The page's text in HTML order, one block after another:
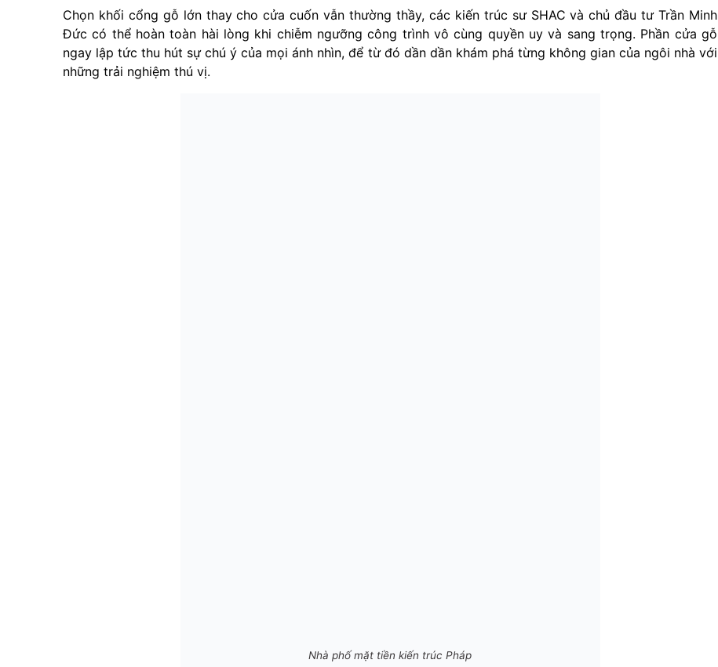
Chọn khối cổng gỗ lớn thay cho cửa cuốn vẫn thường thầy, các kiến trúc sư SHAC và chủ đầu tư Trần Minh
Đức có thể hoàn toàn hài lòng khi chiễm ngưỡng công trình vô cùng quyền uy và sang trọng. Phần cửa gỗ
ngay lập tức thu hút sự chú ý của mọi ánh nhìn, để từ đó dần dần khám phá từng không gian của ngôi nhà với
những trải nghiệm thú vị.
Nhà phố mặt tiền kiến trúc Pháp